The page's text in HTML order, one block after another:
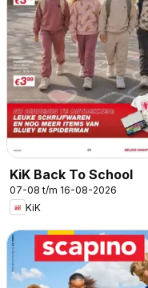
KiK Back To School
07-08 t/m 16-08-2026
KiK